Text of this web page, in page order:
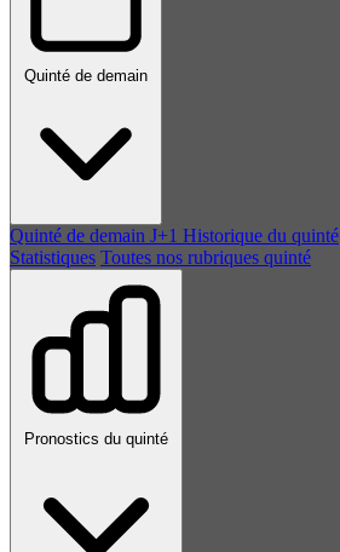
Quinté de demain
Quinté de demain J+1 Historique du quinté
Statistiques Toutes nos rubriques quinté
Pronostics du quinté